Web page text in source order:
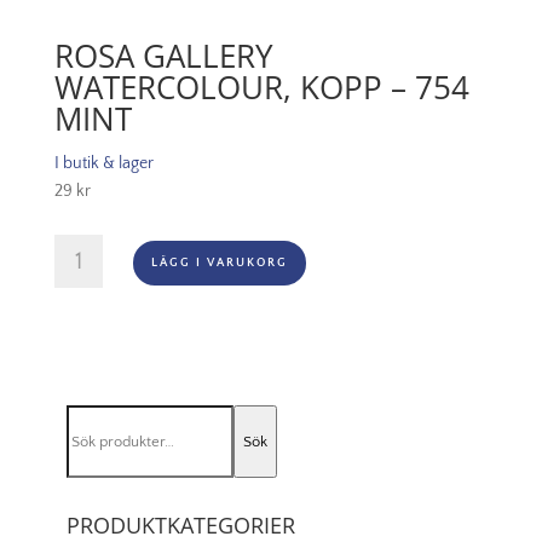
ROSA GALLERY
WATERCOLOUR, KOPP – 754
MINT
I butik & lager
29 kr
Gallery
Mint
mängd
LÄGG I VARUKORG
efter:
Sök
PRODUKTKATEGORIER